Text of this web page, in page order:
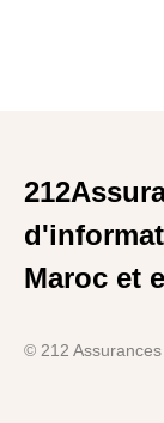
Maroc et
© 212